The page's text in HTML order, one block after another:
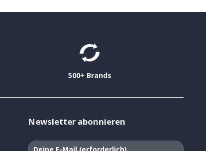
500+ Brands
Newsletter abonnieren